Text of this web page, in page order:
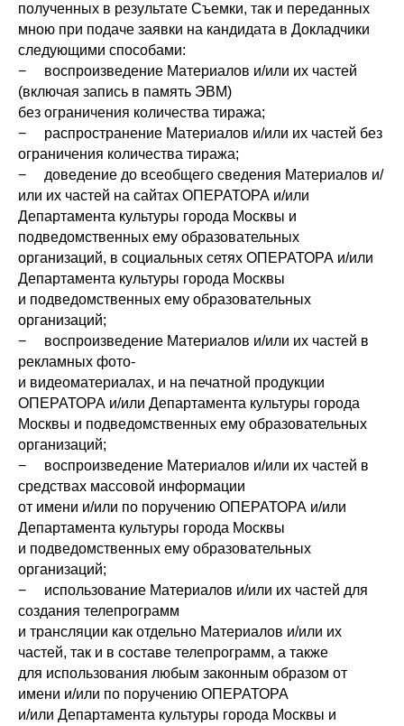
полученных в результате Съемки, так и переданных
мною при подаче заявки на кандидата в Докладчики
следующими способами:
− воспроизведение Материалов и/или их частей
(включая запись в память ЭВМ)
без ограничения количества тиража;
− распространение Материалов и/или их частей без
ограничения количества тиража;
− доведение до всеобщего сведения Материалов и/
или их частей на сайтах ОПЕРАТОРА и/или
Департамента культуры города Москвы и
подведомственных ему образовательных
организаций, в социальных сетях ОПЕРАТОРА и/или
Департамента культуры города Москвы
и подведомственных ему образовательных
организаций;
− воспроизведение Материалов и/или их частей в
рекламных фото-
и видеоматериалах, и на печатной продукции
ОПЕРАТОРА и/или Департамента культуры города
Москвы и подведомственных ему образовательных
организаций;
− воспроизведение Материалов и/или их частей в
средствах массовой информации
от имени и/или по поручению ОПЕРАТОРА и/или
Департамента культуры города Москвы
и подведомственных ему образовательных
организаций;
− использование Материалов и/или их частей для
создания телепрограмм
и трансляции как отдельно Материалов и/или их
частей, так и в составе телепрограмм, а также
для использования любым законным образом от
имени и/или по поручению ОПЕРАТОРА
и/или Департамента культуры города Москвы и